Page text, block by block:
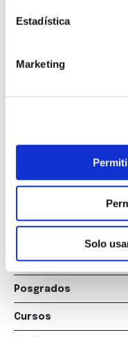
Estadística
Marketing
Solo
Titulaciones
Posgrados
Cursos